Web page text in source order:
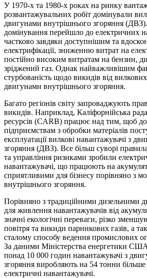
У 1970-х та 1980-х роках на ринку
розвантажувальних робіт домінували
двигунами внутрішнього згоряння
домінування перейшло до електричних
частково завдяки доступнішим та
електрифікації, зниженню витрат на
постійно високим витратам на бензин,
зріджений газ. Однак найважливішим
стурбованість щодо викидів від
двигунами внутрішнього згоряння.
Багато регіонів світу запроваджують
викидів. Наприклад, Каліфорнійська
ресурсів (CARB) працює над тим, щоб
підприємствам з обробки матеріалів
експлуатації вилкові навантажувачі з
згоряння (ДВЗ). Все більш суворі
та управління ризиками зробили
навантажувачі, що працюють на
сприятливими для бізнесу порівняно з
внутрішнього згоряння.
Порівняно з традиційними дизельними
для живлення навантажувачів від
значні екологічні переваги, різко
повітря та викиди парникових газів, а
сталому способу ведення промислових
За даними Міністерства енергетики
понад 10 000 годин навантажувачі з
згоряння виробляють на 54 тонни
електричні навантажувачі.